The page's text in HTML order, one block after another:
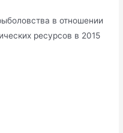
в отношении
ресурсов в 2015